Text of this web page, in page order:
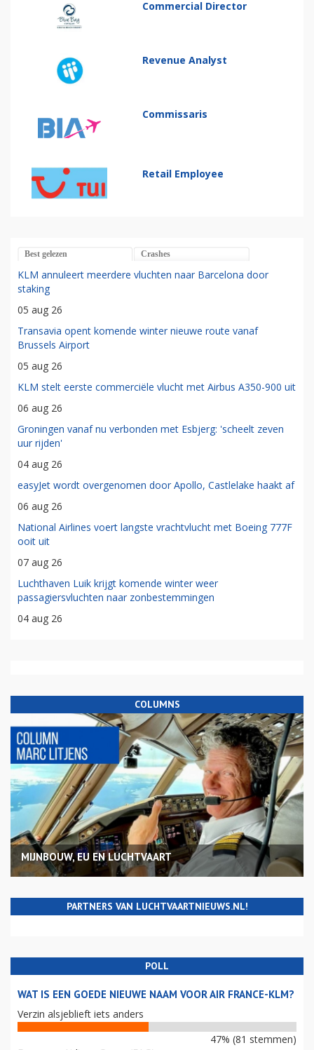
Commercial Director
Revenue Analyst
Commissaris
Retail Employee
Best gelezen Crashes
KLM annuleert meerdere vluchten naar Barcelona door
staking
05 aug 26
Transavia opent komende winter nieuwe route vanaf
Brussels Airport
05 aug 26
KLM stelt eerste commerciële vlucht met Airbus A350-900 uit
06 aug 26
Groningen vanaf nu verbonden met Esbjerg: 'scheelt zeven
uur rijden'
04 aug 26
easyJet wordt overgenomen door Apollo, Castlelake haakt af
06 aug 26
National Airlines voert langste vrachtvlucht met Boeing 777F
ooit uit
07 aug 26
Luchthaven Luik krijgt komende winter weer
passagiersvluchten naar zonbestemmingen
04 aug 26
COLUMNS
MIJNBOUW, EU EN LUCHTVAART
PARTNERS VAN LUCHTVAARTNIEUWS.NL!
POLL
WAT IS EEN GOEDE NIEUWE NAAM VOOR AIR FRANCE-KLM?
Verzin alsjeblieft iets anders
47% (81 stemmen)